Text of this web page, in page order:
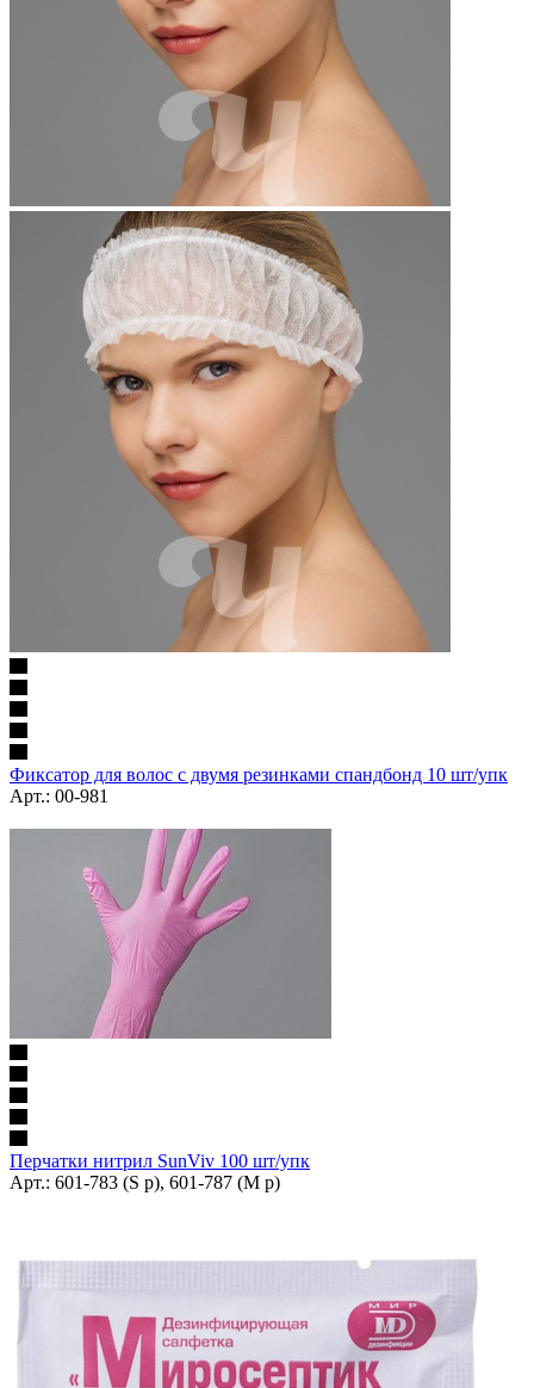
Фиксатор для волос с двумя резинками спандбонд 10 шт/упк
Арт.: 00-981
Перчатки нитрил SunViv 100 шт/упк
Арт.: 601-783 (S р), 601-787 (M р)